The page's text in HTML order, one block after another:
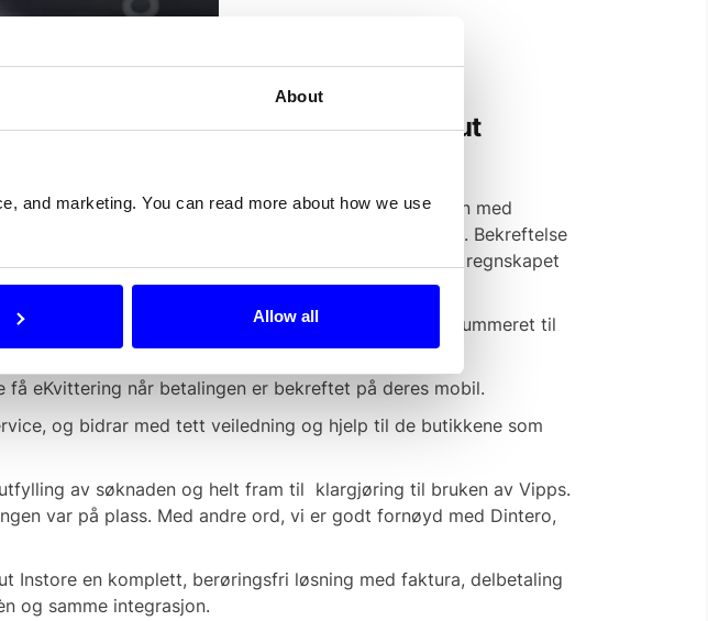
About
and marketing. You can read more about how we use
Allow all
rett i kassa fra Dintero Checkout
kan varene slås inn som normalt sammen med
i Vipps og godkjenner betalingen på sin mobil. Bekreftelse
til kassen, og betalingen registreres som normalt i regnskapet
for oss å bruke, kun ved å enkelt legge inn telefonnummeret til
sin, forteller Andreassen.
få eKvittering når betalingen er bekreftet på deres mobil.
og bidrar med tett veiledning og hjelp til de butikkene som
av søknaden og helt fram til klargjøring til bruken av Vipps.
var på plass. Med andre ord, vi er godt fornøyd med Dintero,
Instore en komplett, berøringsfri løsning med faktura, delbetaling
og samme integrasjon.